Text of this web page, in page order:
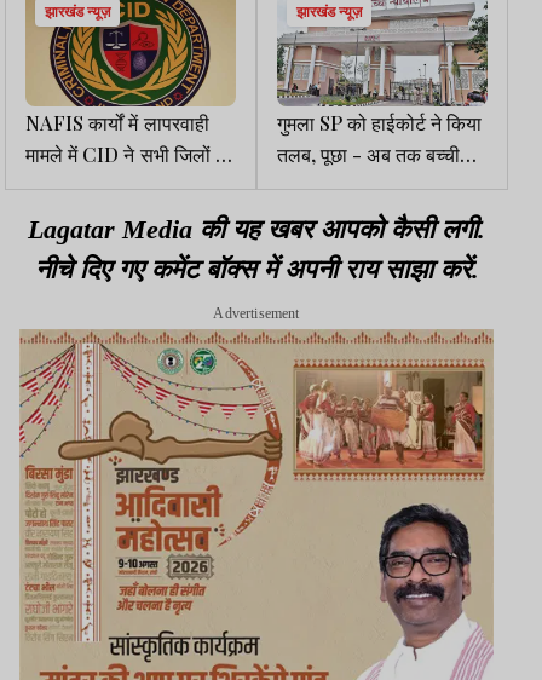
झारखंड न्यूज़
NAFIS कार्यों में लापरवाही
मामले में CID ने सभी जिलों से
मांगी तैनात पुलिसकर्मियों की
रिपोर्ट
झारखंड न्यूज़
गुमला SP को हाईकोर्ट ने किया
तलब, पूछा - अब तक बच्ची
क्यों बरामद नहीं की गई
Lagatar Media की यह खबर आपको कैसी लगी.
नीचे दिए गए कमेंट बॉक्स में अपनी राय साझा करें.
Advertisement